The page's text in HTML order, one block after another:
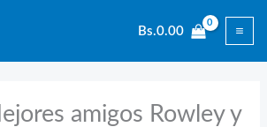
Bs.0.00
amigos Rowley y